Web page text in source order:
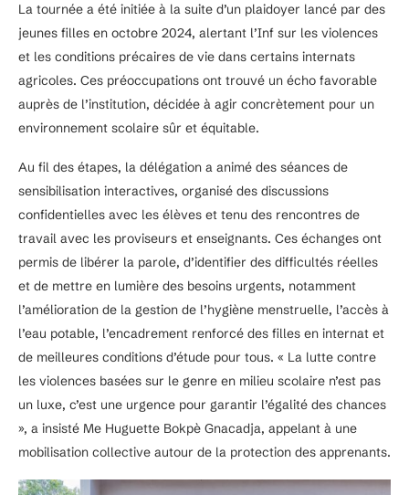
La tournée a été initiée à la suite d’un plaidoyer lancé par des
jeunes filles en octobre 2024, alertant l’Inf sur les violences
et les conditions précaires de vie dans certains internats
agricoles. Ces préoccupations ont trouvé un écho favorable
auprès de l’institution, décidée à agir concrètement pour un
environnement scolaire sûr et équitable.
Au fil des étapes, la délégation a animé des séances de
sensibilisation interactives, organisé des discussions
confidentielles avec les élèves et tenu des rencontres de
travail avec les proviseurs et enseignants. Ces échanges ont
permis de libérer la parole, d’identifier des difficultés réelles
et de mettre en lumière des besoins urgents, notamment
l’amélioration de la gestion de l’hygiène menstruelle, l’accès à
l’eau potable, l’encadrement renforcé des filles en internat et
de meilleures conditions d’étude pour tous. « La lutte contre
les violences basées sur le genre en milieu scolaire n’est pas
un luxe, c’est une urgence pour garantir l’égalité des chances
», a insisté Me Huguette Bokpè Gnacadja, appelant à une
mobilisation collective autour de la protection des apprenants.